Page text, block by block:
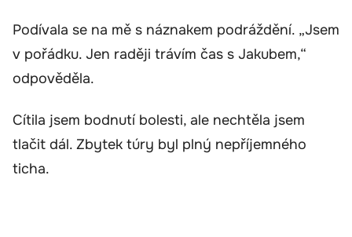
Podívala se na mě s náznakem podráždění. „Jsem
v pořádku. Jen raději trávím čas s Jakubem,“
odpověděla.
Cítila jsem bodnutí bolesti, ale nechtěla jsem
tlačit dál. Zbytek túry byl plný nepříjemného
ticha.